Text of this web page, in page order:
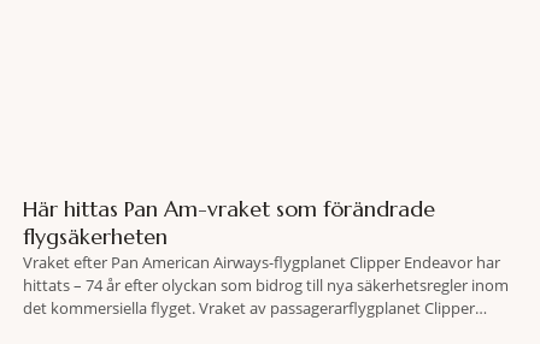
Här hittas Pan Am-vraket som förändrade
flygsäkerheten
Vraket efter Pan American Airways-flygplanet Clipper Endeavor har
hittats – 74 år efter olyckan som bidrog till nya säkerhetsregler inom
det kommersiella flyget. Vraket av passagerarflygplanet Clipper